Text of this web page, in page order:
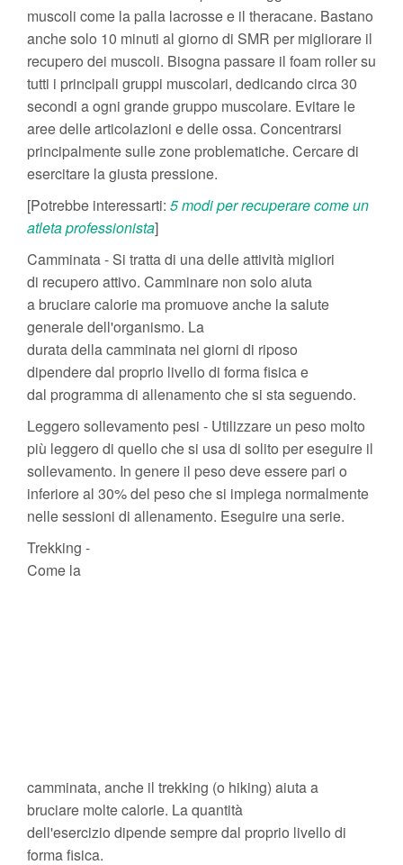
muscoli come la palla lacrosse e il theracane. Bastano
anche solo 10 minuti al giorno di SMR per migliorare il
recupero dei muscoli. Bisogna passare il foam roller su
tutti i principali gruppi muscolari, dedicando circa 30
secondi a ogni grande gruppo muscolare. Evitare le
aree delle articolazioni e delle ossa. Concentrarsi
principalmente sulle zone problematiche. Cercare di
esercitare la giusta pressione.
[Potrebbe interessarti: 5 modi per recuperare come un
atleta professionista]
Camminata - Si tratta di una delle attività migliori
di recupero attivo. Camminare non solo aiuta
a bruciare calorie ma promuove anche la salute
generale dell'organismo. La
durata della camminata nei giorni di riposo
dipendere dal proprio livello di forma fisica e
dal programma di allenamento che si sta seguendo.
Leggero sollevamento pesi - Utilizzare un peso molto
più leggero di quello che si usa di solito per eseguire il
sollevamento. In genere il peso deve essere pari o
inferiore al 30% del peso che si impiega normalmente
nelle sessioni di allenamento. Eseguire una serie.
Trekking -
Come la
camminata, anche il trekking (o hiking) aiuta a
bruciare molte calorie. La quantità
dell'esercizio dipende sempre dal proprio livello di
forma fisica.